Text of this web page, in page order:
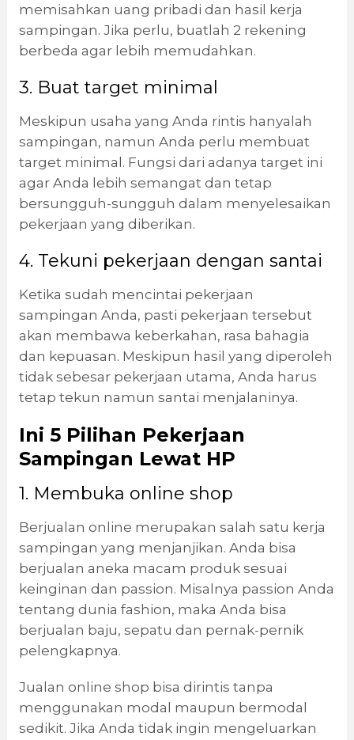
memisahkan uang pribadi dan hasil kerja
sampingan. Jika perlu, buatlah 2 rekening
berbeda agar lebih memudahkan.
3. Buat target minimal
Meskipun usaha yang Anda rintis hanyalah
sampingan, namun Anda perlu membuat
target minimal. Fungsi dari adanya target ini
agar Anda lebih semangat dan tetap
bersungguh-sungguh dalam menyelesaikan
pekerjaan yang diberikan.
4. Tekuni pekerjaan dengan santai
Ketika sudah mencintai pekerjaan
sampingan Anda, pasti pekerjaan tersebut
akan membawa keberkahan, rasa bahagia
dan kepuasan. Meskipun hasil yang diperoleh
tidak sebesar pekerjaan utama, Anda harus
tetap tekun namun santai menjalaninya.
Ini 5 Pilihan Pekerjaan
Sampingan Lewat HP
1. Membuka online shop
Berjualan online merupakan salah satu kerja
sampingan yang menjanjikan. Anda bisa
berjualan aneka macam produk sesuai
keinginan dan passion. Misalnya passion Anda
tentang dunia fashion, maka Anda bisa
berjualan baju, sepatu dan pernak-pernik
pelengkapnya.
Jualan online shop bisa dirintis tanpa
menggunakan modal maupun bermodal
sedikit. Jika Anda tidak ingin mengeluarkan